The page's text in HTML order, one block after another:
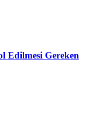
Edilmesi Gereken